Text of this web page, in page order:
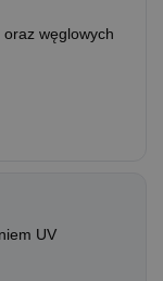
węglowych
UV